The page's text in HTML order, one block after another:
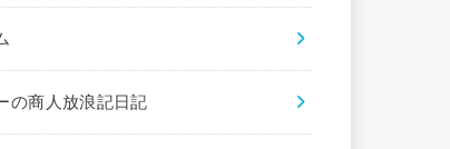
の商人放浪記日記